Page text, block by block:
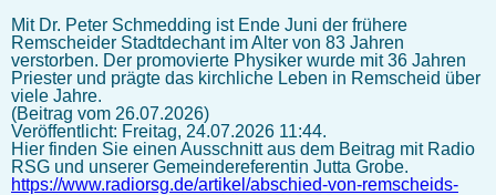
Mit Dr. Peter Schmedding ist Ende Juni der frühere
Remscheider Stadtdechant im Alter von 83 Jahren
verstorben. Der promovierte Physiker wurde mit 36 Jahren
Priester und prägte das kirchliche Leben in Remscheid über
viele Jahre.
(Beitrag vom 26.07.2026)
Veröffentlicht: Freitag, 24.07.2026 11:44.
Hier finden Sie einen Ausschnitt aus dem Beitrag mit Radio
RSG und unserer Gemeindereferentin Jutta Grobe.
https://www.radiorsg.de/artikel/abschied-von-remscheids-